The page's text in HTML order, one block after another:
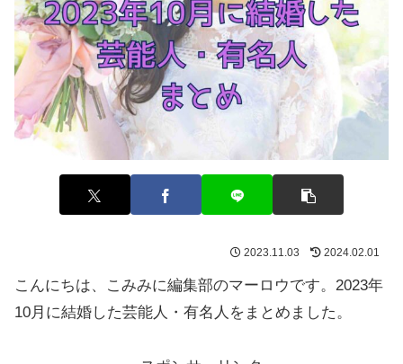
2023.11.03 2024.02.01
こんにちは、こみみに編集部のマーロウです。2023年
10月に結婚した芸能人・有名人をまとめました。